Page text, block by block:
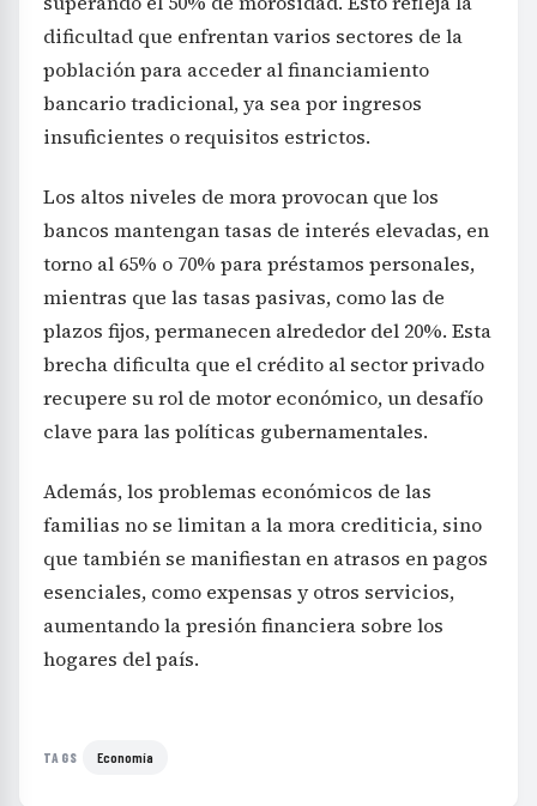
dificultad que enfrentan varios sectores de la
población para acceder al financiamiento
bancario tradicional, ya sea por ingresos
insuficientes o requisitos estrictos.
Los altos niveles de mora provocan que los
bancos mantengan tasas de interés elevadas, en
torno al 65% o 70% para préstamos personales,
mientras que las tasas pasivas, como las de
plazos fijos, permanecen alrededor del 20%. Esta
brecha dificulta que el crédito al sector privado
recupere su rol de motor económico, un desafío
clave para las políticas gubernamentales.
Además, los problemas económicos de las
familias no se limitan a la mora crediticia, sino
que también se manifiestan en atrasos en pagos
esenciales, como expensas y otros servicios,
aumentando la presión financiera sobre los
hogares del país.
TAGS Economía